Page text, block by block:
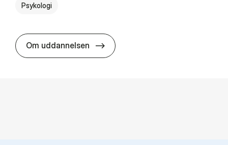
Psykologi
Om uddannelsen HA(psyk.) - erhvervs­økonomi og